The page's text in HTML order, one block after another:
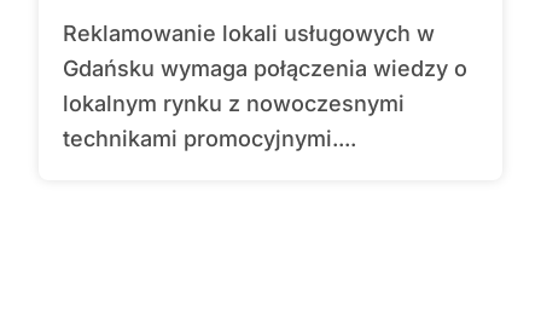
Reklamowanie lokali usługowych w
Gdańsku wymaga połączenia wiedzy o
lokalnym rynku z nowoczesnymi
technikami promocyjnymi....